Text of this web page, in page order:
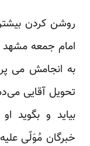
روشن کردن
امام جمعه مشهد
به انجامش می
تحویل آقایی
بیاید و بگوید
خبرگان مُوَلّی